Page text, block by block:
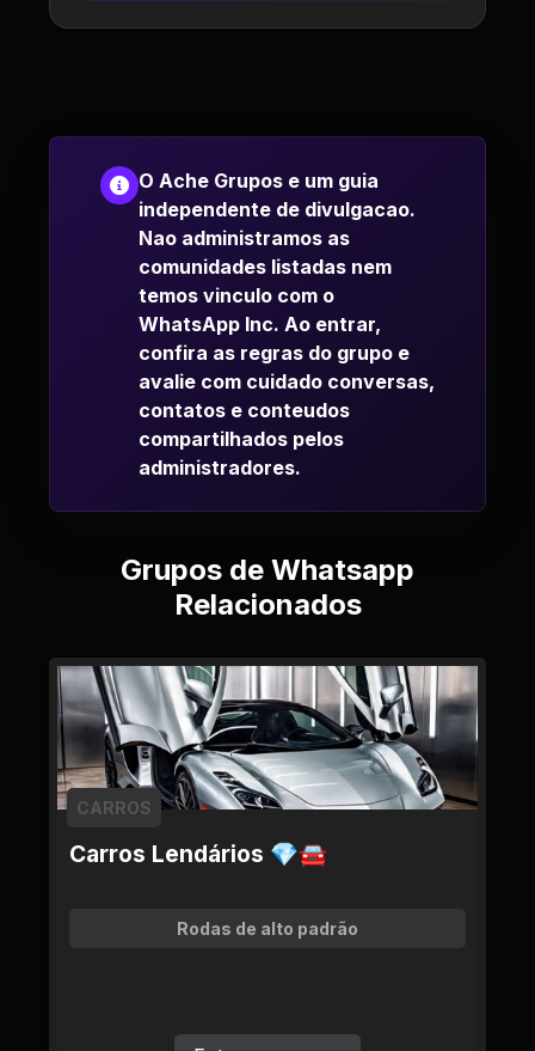
O Ache Grupos e um guia
independente de divulgacao.
Nao administramos as
comunidades listadas nem
temos vinculo com o
WhatsApp Inc. Ao entrar,
confira as regras do grupo e
avalie com cuidado conversas,
contatos e conteudos
compartilhados pelos
administradores.
Grupos de Whatsapp
Relacionados
Carros Lendários 💎🚘
CARROS
Rodas de alto padrão